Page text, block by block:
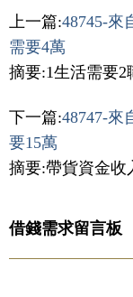
上一篇:48745-來
需要4萬
摘要:1生活需要
下一篇:48747-來
要15萬
摘要:帶貨資金收
借錢需求留言板